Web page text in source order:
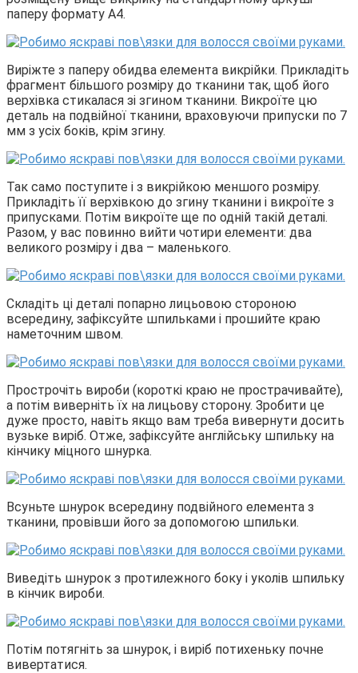
паперу формату А4.
Виріжте з паперу обидва елемента викрійки. Прикладіть
фрагмент більшого розміру до тканини так, щоб його
верхівка стикалася зі згином тканини. Викроїте цю
деталь на подвійної тканини, враховуючи припуски по 7
мм з усіх боків, крім згину.
Так само поступите і з викрійкою меншого розміру.
Прикладіть її верхівкою до згину тканини і викроїте з
припусками. Потім викроїте ще по одній такій деталі.
Разом, у вас повинно вийти чотири елементи: два
великого розміру і два – маленького.
Складіть ці деталі попарно лицьовою стороною
всередину, зафіксуйте шпильками і прошийте краю
наметочним швом.
Прострочіть вироби (короткі краю не прострачивайте),
а потім виверніть їх на лицьову сторону. Зробити це
дуже просто, навіть якщо вам треба вивернути досить
вузьке виріб. Отже, зафіксуйте англійську шпильку на
кінчику міцного шнурка.
Всуньте шнурок всередину подвійного елемента з
тканини, провівши його за допомогою шпильки.
Виведіть шнурок з протилежного боку і уколів шпильку
в кінчик вироби.
Потім потягніть за шнурок, і виріб потихеньку почне
вивертатися.